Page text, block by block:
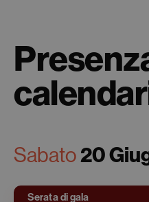
Sabato20
Serata di gala